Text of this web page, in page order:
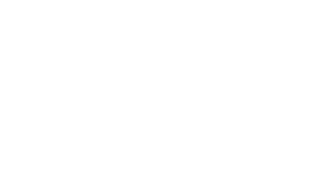
Aufenthaltsrecht nach der Einreise
die Erteilung und gegebenenfalls
(befristeten)
einer (unbefristeten)